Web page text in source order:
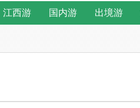
江西游 国内游 出境游